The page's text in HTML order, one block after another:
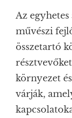
Az
művészi
összetartó
környezet
várják,